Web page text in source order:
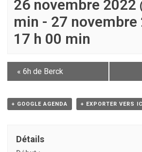
26 novembre 2022
min - 27 novembre
17 h 00 min
« 6h de Berck
+ GOOGLE AGENDA + EXPORTER VERS
Détails